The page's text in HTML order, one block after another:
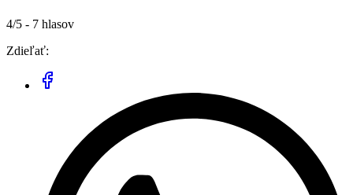
4/5 - 7 hlasov
Zdieľať: